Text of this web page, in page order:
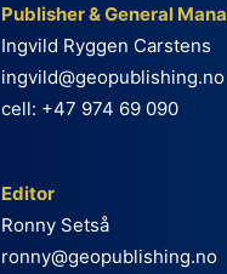
Publisher & General
Ingvild Ryggen Carstens
ingvild@geopublishing.no
cell: +47 974 69 090
Editor
Ronny Setså
ronny@geopublishing.no